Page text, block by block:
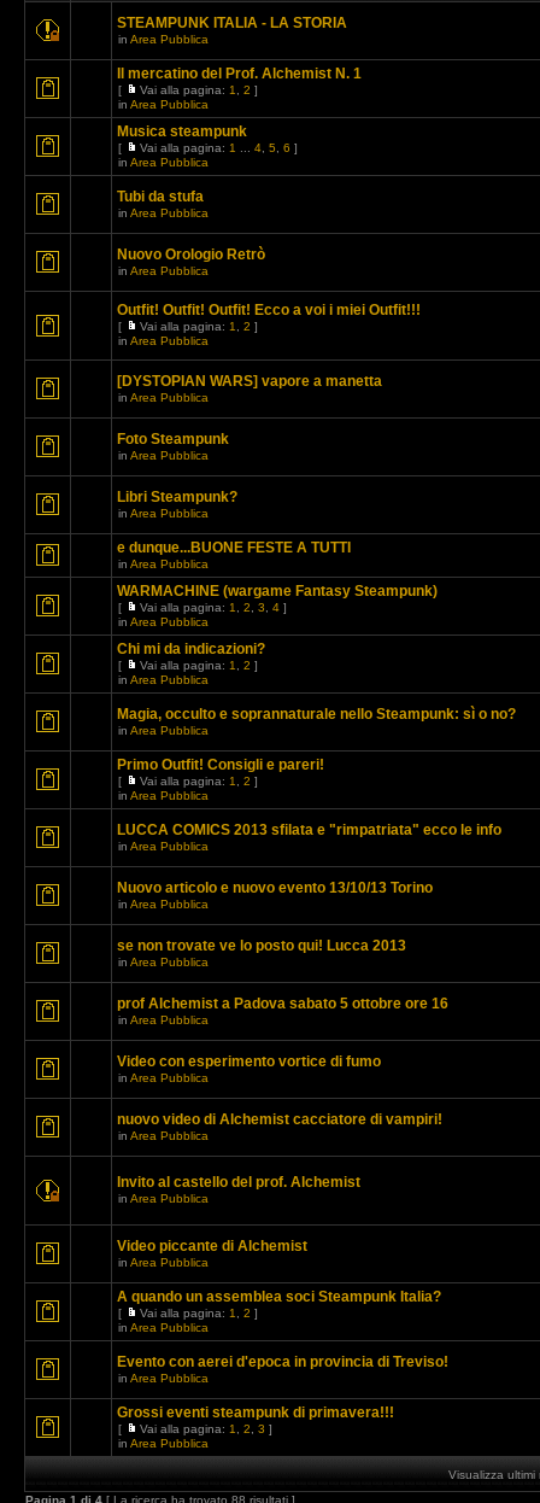
STEAMPUNK ITALIA - LA STORIA
in Area Pubblica
Il mercatino del Prof. Alchemist N. 1
[ Vai alla pagina: 1 2 ]
in Area Pubblica
Musica steampunk
[ Vai alla pagina: 1 4 5 6 ]
in Area Pubblica
Tubi da stufa
in Area Pubblica
Nuovo Orologio Retrò
in Area Pubblica
Outfit! Outfit! Outfit! Ecco a voi i miei Outfit!!!
[ Vai alla pagina: 1 2 ]
in Area Pubblica
[DYSTOPIAN WARS] vapore a manetta
in Area Pubblica
Foto Steampunk
in Area Pubblica
Libri Steampunk?
in Area Pubblica
e dunque...BUONE FESTE A TUTTI
in Area Pubblica
WARMACHINE (wargame Fantasy Steampunk)
[ Vai alla pagina: 1 2 3 4 ]
in Area Pubblica
Chi mi da indicazioni?
[ Vai alla pagina: 1 2 ]
in Area Pubblica
Magia, occulto e soprannaturale nello Steampunk: sì o no?
in Area Pubblica
Primo Outfit! Consigli e pareri!
[ Vai alla pagina: 1 2 ]
in Area Pubblica
LUCCA COMICS 2013 sfilata e "rimpatriata" ecco le info
in Area Pubblica
Nuovo articolo e nuovo evento 13/10/13 Torino
in Area Pubblica
se non trovate ve lo posto qui! Lucca 2013
in Area Pubblica
prof Alchemist a Padova sabato 5 ottobre ore 16
in Area Pubblica
Video con esperimento vortice di fumo
in Area Pubblica
nuovo video di Alchemist cacciatore di vampiri!
in Area Pubblica
Invito al castello del prof. Alchemist
in Area Pubblica
Video piccante di Alchemist
in Area Pubblica
A quando un assemblea soci Steampunk Italia?
[ Vai alla pagina: 1 2 ]
in Area Pubblica
Evento con aerei d'epoca in provincia di Treviso!
in Area Pubblica
Grossi eventi steampunk di primavera!!!
[ Vai alla pagina: 1 2 3 ]
in Area Pubblica
Visualizza ultimi
Pagina 1 di 4 [ La ricerca ha trovato 88 risultati ]